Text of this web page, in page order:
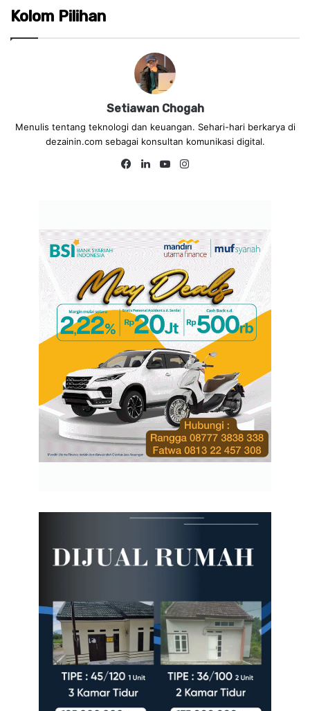
Kolom Pilihan
Setiawan Chogah
Menulis tentang teknologi dan keuangan. Sehari-hari berkarya di
dezainin.com sebagai konsultan komunikasi digital.
Fa
Lin
Yo